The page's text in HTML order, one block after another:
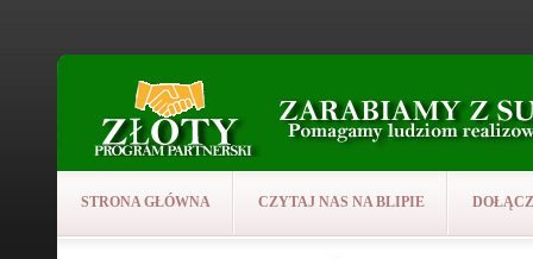
STRONA GŁÓWNA CZYTAJ NAS NA BLIPIE